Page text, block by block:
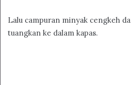
Lalu campuran minyak cengkeh
tuangkan ke dalam kapas.